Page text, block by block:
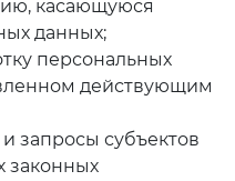
касающуюся
данных;
персональных
действующим
запросы субъектов
законных